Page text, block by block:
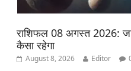
राशिफल 08 अगस्त 2026:
कैसा रहेगा
August 8, 2026 Editor